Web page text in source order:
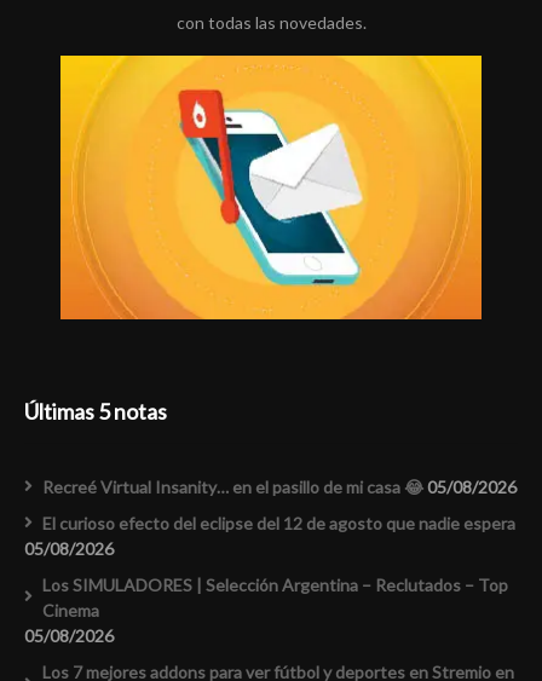
con todas las novedades.
Últimas 5 notas
Recreé Virtual Insanity… en el pasillo de mi casa 😂05/08/2026
El curioso efecto del eclipse del 12 de agosto que nadie espera
05/08/2026
Los SIMULADORES | Selección Argentina – Reclutados – Top
Cinema
05/08/2026
Los 7 mejores addons para ver fútbol y deportes en Stremio en